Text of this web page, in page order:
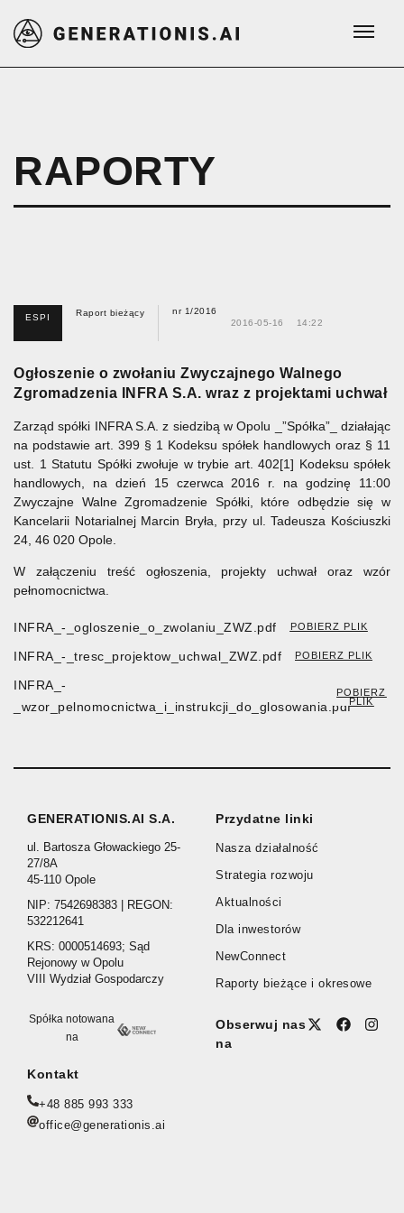
RAPORTY
ESPI Raport bieżący
nr 1/2016
2016-05-16
14:22
Ogłoszenie o zwołaniu Zwyczajnego Walnego
Zgromadzenia INFRA S.A. wraz z projektami uchwał
Zarząd spółki INFRA S.A. z siedzibą w Opolu _”Spółka”_ działając
na podstawie art. 399 § 1 Kodeksu spółek handlowych oraz § 11
ust. 1 Statutu Spółki zwołuje w trybie art. 402[1] Kodeksu spółek
handlowych, na dzień 15 czerwca 2016 r. na godzinę 11:00
Zwyczajne Walne Zgromadzenie Spółki, które odbędzie się w
Kancelarii Notarialnej Marcin Bryła, przy ul. Tadeusza Kościuszki
24, 46 020 Opole.
W załączeniu treść ogłoszenia, projekty uchwał oraz wzór
pełnomocnictwa.
INFRA_-_ogloszenie_o_zwolaniu_ZWZ.pdf POBIERZ PLIK
INFRA_-_tresc_projektow_uchwal_ZWZ.pdf POBIERZ PLIK
INFRA_-
_wzor_pelnomocnictwa_i_instrukcji_do_glosowania.pdf
POBIERZ
PLIK
GENERATIONIS.AI S.A.
ul. Bartosza Głowackiego 25-
27/8A
45-110 Opole
NIP: 7542698383 | REGON:
532212641
KRS: 0000514693; Sąd
Rejonowy w Opolu
VIII Wydział Gospodarczy
Kontakt
+48 885 993 333
office@generationis.ai
Spółka notowana
na
Przydatne linki
Nasza działalność
Strategia rozwoju
Aktualności
Dla inwestorów
NewConnect
Raporty bieżące i okresowe
Obserwuj nas
na